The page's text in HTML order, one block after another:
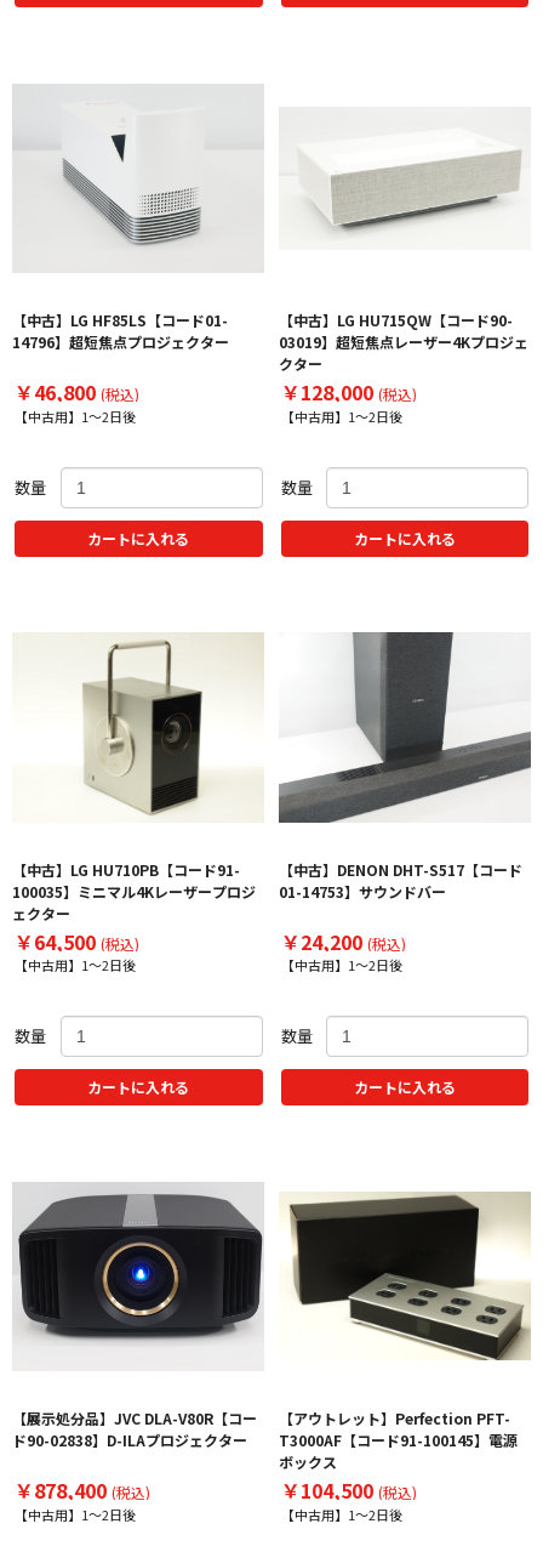
【中古】LG HF85LS【コード01-
14796】超短焦点プロジェクター
￥46,800 (税込)
【中古用】1～2日後
数量
カートに入れる
【中古】LG HU715QW【コード90-
03019】超短焦点レーザー4Kプロジェ
クター
￥128,000 (税込)
【中古用】1～2日後
数量
カートに入れる
【中古】LG HU710PB【コード91-
100035】ミニマル4Kレーザープロジ
ェクター
￥64,500 (税込)
【中古用】1～2日後
数量
カートに入れる
【中古】DENON DHT-S517【コード
01-14753】サウンドバー
￥24,200 (税込)
【中古用】1～2日後
数量
カートに入れる
【展示処分品】JVC DLA-V80R【コー
ド90-02838】D-ILAプロジェクター
￥878,400 (税込)
【中古用】1～2日後
【アウトレット】Perfection PFT-
T3000AF【コード91-100145】電源
ボックス
￥104,500 (税込)
【中古用】1～2日後